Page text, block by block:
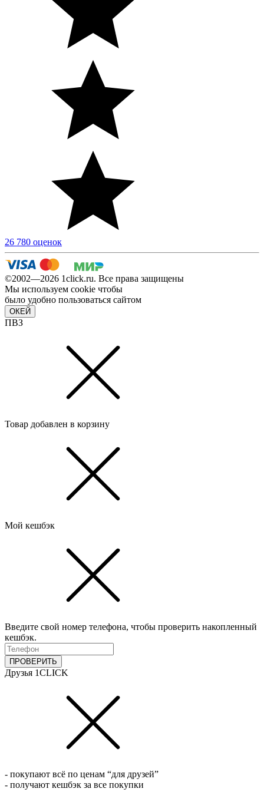
26 780 оценок
©2002—2026 1сlick.ru. Все права защищены
Мы используем cookie чтобы
было удобно пользоваться сайтом
ОКЕЙ
ПВЗ
Товар добавлен в корзину
Мой кешбэк
Введите свой номер телефона, чтобы проверить накопленный
кешбэк.
ПРОВЕРИТЬ
Друзья 1CLICK
- покупают всё по ценам “для друзей”
- получают кешбэк за все покупки